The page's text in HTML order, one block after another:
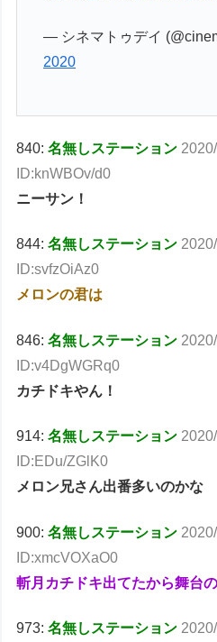
— シネマトゥデイ
2020
840:名無しステーション
ID:knWBOv/d0
ニーサン！
844:名無しステーション
ID:svfzOiAz0
メロンの君は
846:名無しステーション
ID:v4DgWGRq0
カチドキやん！
914:名無しステーション
ID:EDu/ZGlK0
メロン兄さん出番多いのかな
900:名無しステーション
ID:xmcVOXaO0
斬月カチドキ出てたから舞台
973:名無しステーション